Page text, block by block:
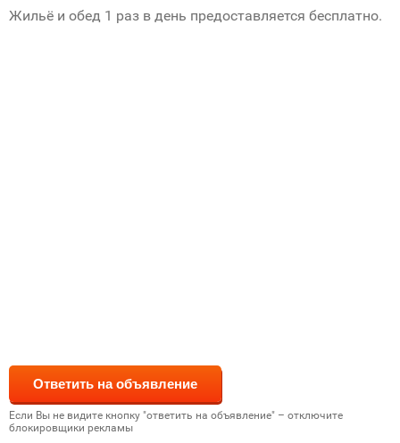
Жильё и обед 1 раз в день предоставляется бесплатно.
Если Вы не видите кнопку "ответить на объявление" – отключите
блокировщики рекламы